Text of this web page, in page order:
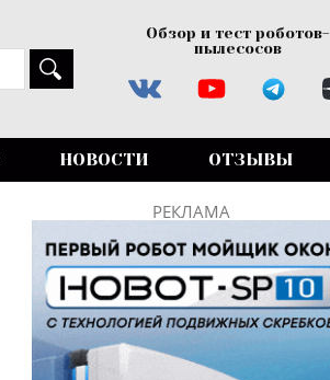
Обзор и тест роботов-
пылесосов
НОВОСТИ ОТЗЫВЫ
РЕКЛАМА